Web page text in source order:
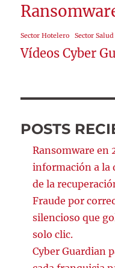
Sector Hotelero Sector Salud
Vídeos Cyber
POSTS
Ransomware en
información a la
de la
Fraude por
silencioso que
solo clic.
Cyber Guardian